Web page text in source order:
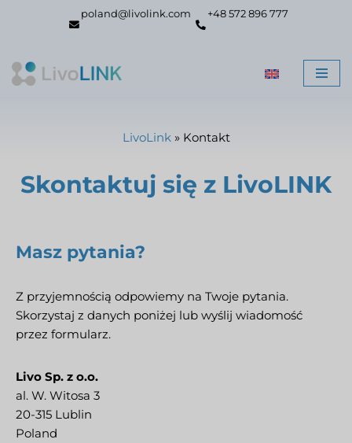
poland@livolink.com +48 572 896 777
LivoLink» Kontakt
Skontaktuj się z LivoLINK
Masz pytania?
Z przyjemnością odpowiemy na Twoje pytania.
Skorzystaj z danych poniżej lub wyślij wiadomość
przez formularz.
Livo Sp. z o.o.
al. W. Witosa 3
20-315 Lublin
Poland